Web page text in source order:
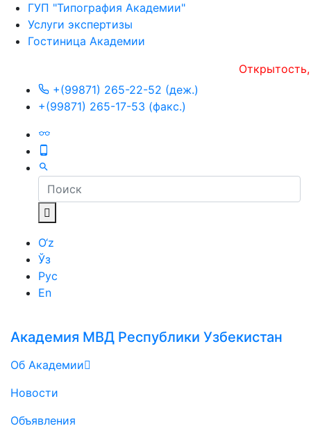
ГУП "Типография Академии"
Услуги экспертизы
Гостиница Академии
Открытость,
+(99871) 265-22-52 (деж.)
+(99871) 265-17-53 (факс.)
O‘z
Ўз
Рус
En
Академия МВД Республики Узбекистан
Об Академии
Новости
Объявления